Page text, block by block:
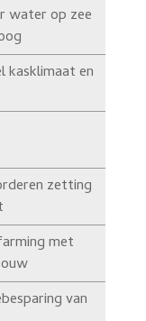
water op zee
kasklimaat en
zetting
met
van